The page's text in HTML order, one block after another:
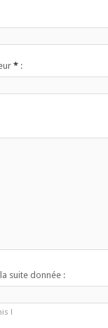
* :
suite donnée :
!